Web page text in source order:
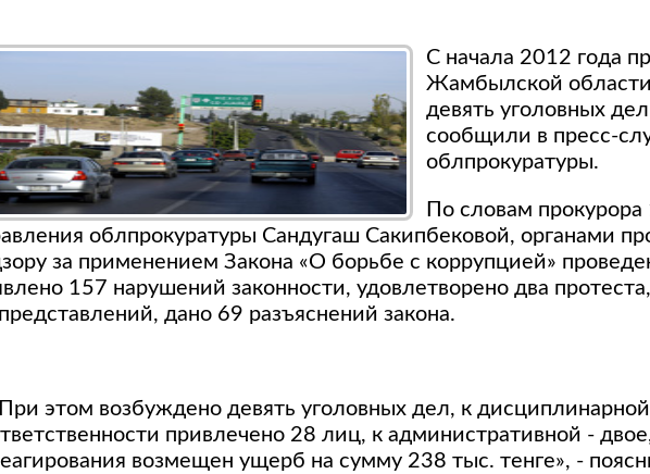
С начала 2012 года
Жамбылской
девять уголовных
сообщили в пресс-
облпрокуратуры.
По словам прокурора
облпрокуратуры Сандугаш Сакипбековой, органами
за применением Закона «О борьбе с коррупцией»
157 нарушений законности, удовлетворено два
дано 69 разъяснений закона.
этом возбуждено девять уголовных дел, к дисциплинарной
привлечено 28 лиц, к административной -
возмещен ущерб на сумму 238 тыс. тенге», -